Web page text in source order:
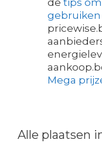
de tips
gebruiken
Mega
Alle plaatsen